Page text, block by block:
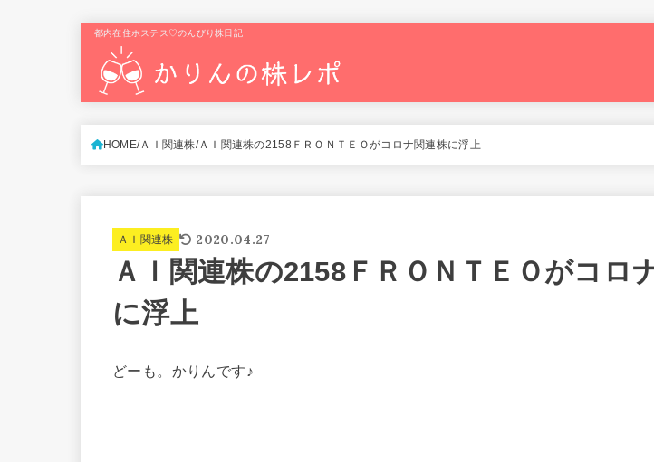
都内在住ホステス♡のんびり株日記
HOME ＡＩ関連株 ＡＩ関連株の2158ＦＲＯＮＴＥＯがコロナ関連株に浮上
ＡＩ関連株 2020.04.27
ＡＩ関連株の2158ＦＲＯＮＴＥＯがコロ
に浮上
どーも。かりんです♪